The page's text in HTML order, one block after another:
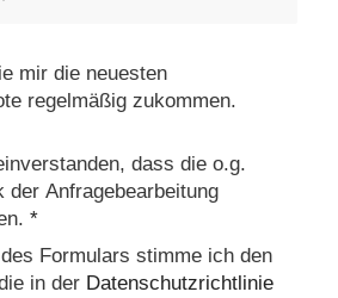
mir die neuesten
regelmäßig zukommen.
dass die o.g.
der Anfragebearbeitung
*
Formulars stimme ich den
in der Datenschutzrichtlinie